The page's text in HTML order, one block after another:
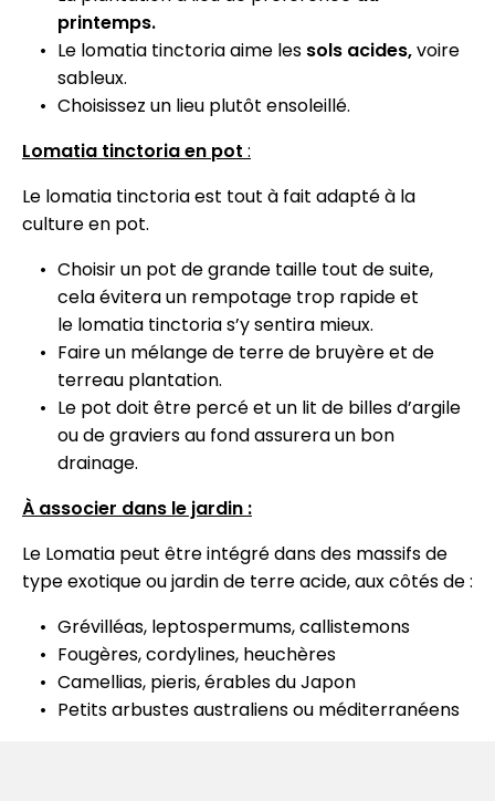
printemps.
Le lomatia tinctoria aime les sols acides,voire
sableux.
Choisissez un lieu plutôt ensoleillé.
Lomatia tinctoria en pot :
Le lomatia tinctoria est tout à fait adapté à la
culture en pot.
Choisir un pot de grande taille tout de suite,
cela évitera un rempotage trop rapide et
le lomatia tinctoria s’y sentira mieux.
Faire un mélange de terre de bruyère et de
terreau plantation.
Le pot doit être percé et un lit de billes d’argile
ou de graviers au fond assurera un bon
drainage.
À associer dans le jardin :
Le Lomatia peut être intégré dans des massifs de
type exotique ou jardin de terre acide, aux côtés de :
Grévilléas, leptospermums, callistemons
Fougères, cordylines, heuchères
Camellias, pieris, érables du Japon
Petits arbustes australiens ou méditerranéens